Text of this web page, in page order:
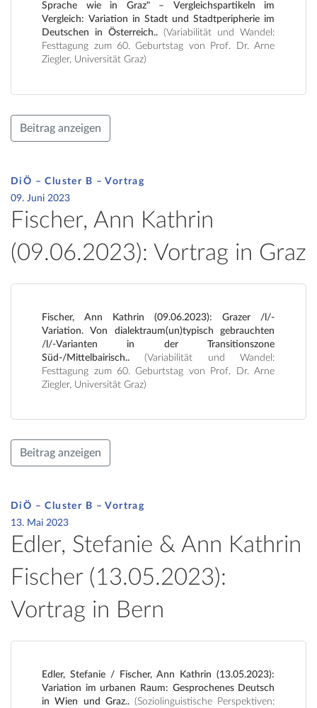
Sprache wie in Graz" – Vergleichspartikeln im
Vergleich: Variation in Stadt und Stadtperipherie im
Deutschen in Österreich.. (Variabilität und Wandel:
Festtagung zum 60. Geburtstag von Prof. Dr. Arne
Ziegler, Universität Graz)
Beitrag anzeigen
DiÖ – Cluster B – Vortrag
09. Juni 2023
Fischer, Ann Kathrin
(09.06.2023): Vortrag in Graz
Fischer, Ann Kathrin (09.06.2023): Grazer /l/-
Variation. Von dialektraum(un)typisch gebrauchten
/l/-Varianten in der Transitionszone
Süd-/Mittelbairisch.. (Variabilität und Wandel:
Festtagung zum 60. Geburtstag von Prof. Dr. Arne
Ziegler, Universität Graz)
Beitrag anzeigen
DiÖ – Cluster B – Vortrag
13. Mai 2023
Edler, Stefanie & Ann Kathrin
Fischer (13.05.2023):
Vortrag in Bern
Edler, Stefanie / Fischer, Ann Kathrin (13.05.2023):
Variation im urbanen Raum: Gesprochenes Deutsch
in Wien und Graz.. (Soziolinguistische Perspektiven: